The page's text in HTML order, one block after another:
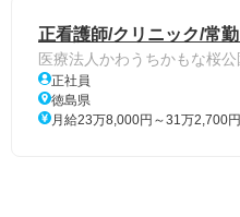
正看護師/クリニック/常
医療法人かわうちかもな桜
正社員
徳島県
月給23万8,000円～31万2,700円